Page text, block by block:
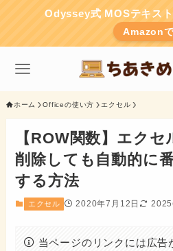
Odyssey式 MOSテキス
Amazon
ホーム Officeの使い方 エクセル
【ROW関数】エクセ
削除しても自動的に
する方法
エクセル 2020年7月12日 2025
当ページのリンクには広告